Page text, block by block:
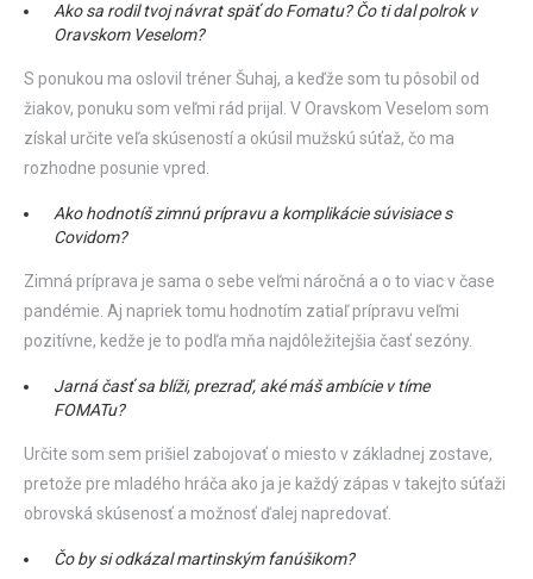
Ako sa rodil tvoj návrat späť do Fomatu? Čo ti dal polrok v
Oravskom Veselom?
S ponukou ma oslovil tréner Šuhaj, a keďže som tu pôsobil od
žiakov, ponuku som veľmi rád prijal. V Oravskom Veselom som
získal určite veľa skúseností a okúsil mužskú súťaž, čo ma
rozhodne posunie vpred.
Ako hodnotíš zimnú prípravu a komplikácie súvisiace s
Covidom?
Zimná príprava je sama o sebe veľmi náročná a o to viac v čase
pandémie. Aj napriek tomu hodnotím zatiaľ prípravu veľmi
pozitívne, kedže je to podľa mňa najdôležitejšia časť sezóny.
Jarná časť sa blíži, prezraď, aké máš ambície v tíme
FOMATu?
Určite som sem prišiel zabojovať o miesto v základnej zostave,
pretože pre mladého hráča ako ja je každý zápas v takejto súťaži
obrovská skúsenosť a možnosť ďalej napredovať.
Čo by si odkázal martinským fanúšikom?